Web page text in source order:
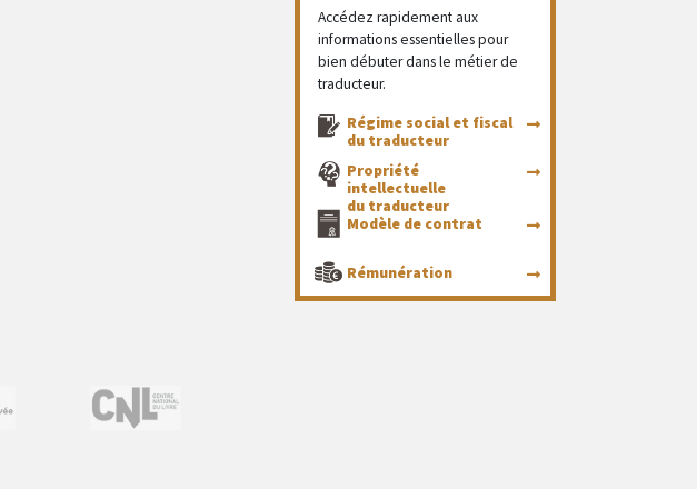
Accédez rapidement aux
informations essentielles pour
bien débuter dans le métier de
traducteur.
Régime social et fiscal
du traducteur
Propriété
intellectuelle
du traducteur
Modèle de contrat
Rémunération